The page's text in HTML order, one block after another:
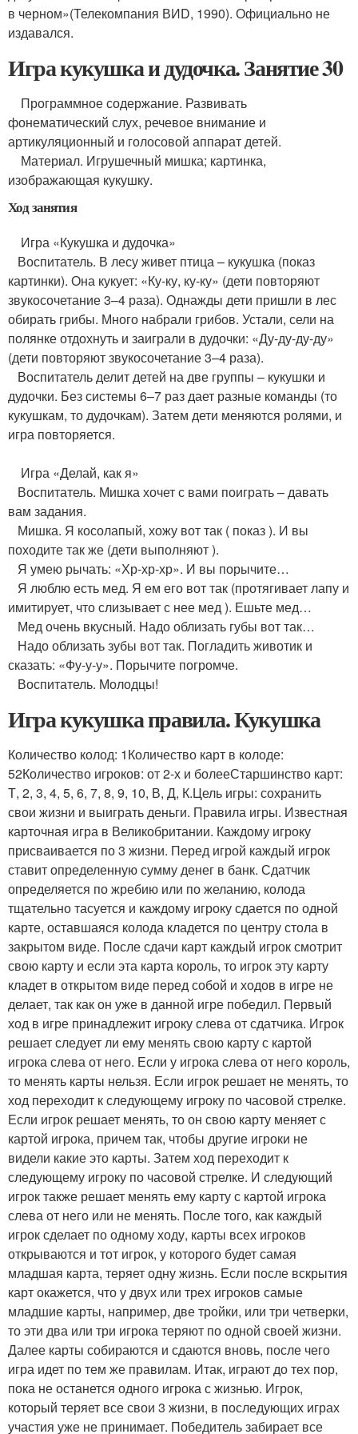
в черном»(Телекомпания ВИD, 1990). Официально не
издавался.
Игра кукушка и дудочка. Занятие 30
Программное содержание. Развивать
фонематический слух, речевое внимание и
артикуляционный и голосовой аппарат детей.
Материал. Игрушечный мишка; картинка,
изображающая кукушку.
Ход занятия
Игра «Кукушка и дудочка»
Воспитатель. В лесу живет птица – кукушка (показ
картинки). Она кукует: «Ку-ку, ку-ку» (дети повторяют
звукосочетание 3–4 раза). Однажды дети пришли в лес
обирать грибы. Много набрали грибов. Устали, сели на
полянке отдохнуть и заиграли в дудочки: «Ду-ду-ду-ду»
(дети повторяют звукосочетание 3–4 раза).
Воспитатель делит детей на две группы – кукушки и
дудочки. Без системы 6–7 раз дает разные команды (то
кукушкам, то дудочкам). Затем дети меняются ролями, и
игра повторяется.
Игра «Делай, как я»
Воспитатель. Мишка хочет с вами поиграть – давать
вам задания.
Мишка. Я косолапый, хожу вот так ( показ ). И вы
походите так же (дети выполняют ).
Я умею рычать: «Хр-хр-хр». И вы порычите…
Я люблю есть мед. Я ем его вот так (протягивает лапу и
имитирует, что слизывает с нее мед ). Ешьте мед…
Мед очень вкусный. Надо облизать губы вот так…
Надо облизать зубы вот так. Погладить животик и
сказать: «Фу-у-у». Порычите погромче.
Воспитатель. Молодцы!
Игра кукушка правила. Кукушка
Количество колод: 1Количество карт в колоде:
52Количество игроков: от 2-х и болееСтаршинство карт:
Т, 2, 3, 4, 5, 6, 7, 8, 9, 10, В, Д, К.Цель игры: сохранить
свои жизни и выиграть деньги. Правила игры. Известная
карточная игра в Великобритании. Каждому игроку
присваивается по 3 жизни. Перед игрой каждый игрок
ставит определенную сумму денег в банк. Сдатчик
определяется по жребию или по желанию, колода
тщательно тасуется и каждому игроку сдается по одной
карте, оставшаяся колода кладется по центру стола в
закрытом виде. После сдачи карт каждый игрок смотрит
свою карту и если эта карта король, то игрок эту карту
кладет в открытом виде перед собой и ходов в игре не
делает, так как он уже в данной игре победил. Первый
ход в игре принадлежит игроку слева от сдатчика. Игрок
решает следует ли ему менять свою карту с картой
игрока слева от него. Если у игрока слева от него король,
то менять карты нельзя. Если игрок решает не менять, то
ход переходит к следующему игроку по часовой стрелке.
Если игрок решает менять, то он свою карту меняет с
картой игрока, причем так, чтобы другие игроки не
видели какие это карты. Затем ход переходит к
следующему игроку по часовой стрелке. И следующий
игрок также решает менять ему карту с картой игрока
слева от него или не менять. После того, как каждый
игрок сделает по одному ходу, карты всех игроков
открываются и тот игрок, у которого будет самая
младшая карта, теряет одну жизнь. Если после вскрытия
карт окажется, что у двух или трех игроков самые
младшие карты, например, две тройки, или три четверки,
то эти два или три игрока теряют по одной своей жизни.
Далее карты собираются и сдаются вновь, после чего
игра идет по тем же правилам. Итак, играют до тех пор,
пока не останется одного игрока с жизнью. Игрок,
который теряет все свои 3 жизни, в последующих играх
участия уже не принимает. Победитель забирает все